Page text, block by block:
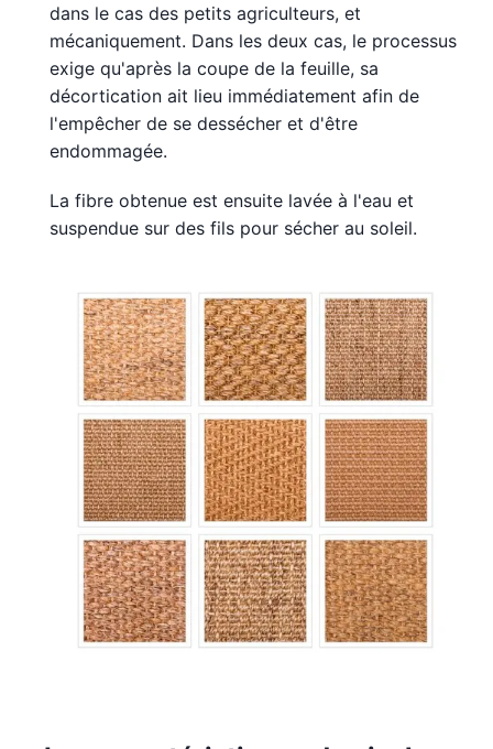
dans le cas des petits agriculteurs, et
mécaniquement. Dans les deux cas, le processus
exige qu'après la coupe de la feuille, sa
décortication ait lieu immédiatement afin de
l'empêcher de se dessécher et d'être
endommagée.
La fibre obtenue est ensuite lavée à l'eau et
suspendue sur des fils pour sécher au soleil.